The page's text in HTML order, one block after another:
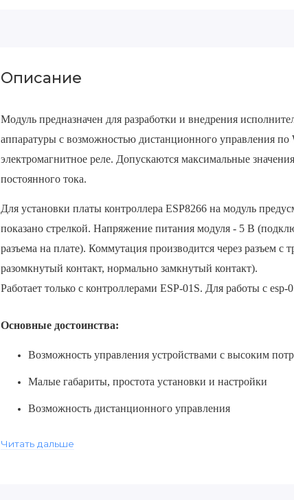
Описание
Модуль предназначен для разработки и внедрения
аппаратуры с возможностью дистанционного управления
электромагнитное реле. Допускаются максимальные
постоянного тока.
Для установки платы контроллера ESP8266 на модуль
показано стрелкой. Напряжение питания модуля - 5 В
разъема на плате). Коммутация производится через разъем
разомкнутый контакт, нормально замкнутый контакт).
Работает только с контроллерами ESP-01S. Для работы с
Основные достоинства:
Возможность управления устройствами с высоким
Малые габариты, простота установки и настройки
Возможность дистанционного управления
Читать дальше